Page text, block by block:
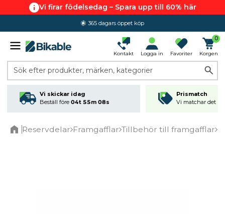
Vi firar födelsedag – Spara upp till 60% här
365 dagars öppet köp
Kontakt Logga in Favoriter
0
Korgen
Sök efter produkter, märken, kategorier
Vi skickar idag
Beställ före 04t 55m 07s
Prismatch
Vi matchar det
Reservdelar Framgafflar Tillbehör till framgafflar